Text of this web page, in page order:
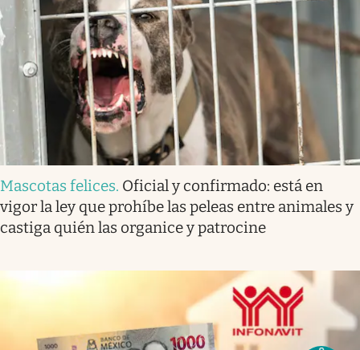
Mascotas felices. Oficial y confirmado: está en
vigor la ley que prohíbe las peleas entre animales y
castiga quién las organice y patrocine